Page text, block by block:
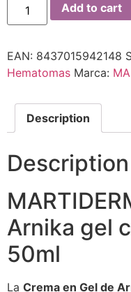
Add to cart
EAN: 8437015942148
Hematomas Marca:
Description
Description
Arnika gel
50ml
La Crema en Gel de